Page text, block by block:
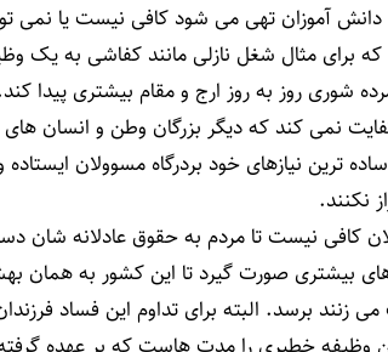
دانش آموزان تهی می شود کافی نیست یا نمی
که برای مثال شغل نازلی مانند کفاشی به یک
شوری روز به روز ارج و مقام بیشتری پیدا
نمی کند که دیگر بزرگان وطن و انسان
ترین نیازهای خود بردرگاه مسوولان ایستاده
نکنند.
کافی نیست تا مردم به حقوق عادلانه شان
بیشتری صورت گیرد تا این کشور به همان
زنند برسد. البته برای تداوم این فساد